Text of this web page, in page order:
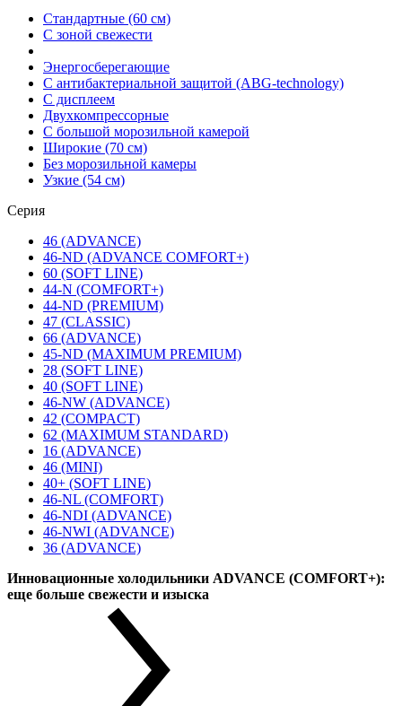
Стандартные (60 см)
С зоной свежести
Энергосберегающие
С антибактериальной защитой (ABG-technology)
С дисплеем
Двухкомпрессорные
С большой морозильной камерой
Широкие (70 см)
Без морозильной камеры
Узкие (54 см)
Серия
46 (ADVANCE)
46-ND (ADVANCE COMFORT+)
60 (SOFT LINE)
44-N (COMFORT+)
44-ND (PREMIUM)
47 (CLASSIC)
66 (ADVANCE)
45-ND (MAXIMUM PREMIUM)
28 (SOFT LINE)
40 (SOFT LINE)
46-NW (ADVANCE)
42 (COMPACT)
62 (MAXIMUM STANDARD)
16 (ADVANCE)
46 (MINI)
40+ (SOFT LINE)
46-NL (COMFORT)
46-NDI (ADVANCE)
46-NWI (ADVANCE)
36 (ADVANCE)
Инновационные холодильники ADVANCE (COMFORT+):
еще больше свежести и изыска